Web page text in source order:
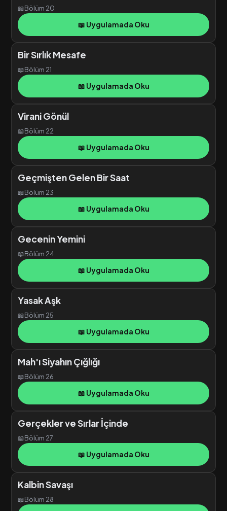
📖Bölüm 20
📖 Uygulamada Oku
Bir Sırlık Mesafe
📖Bölüm 21
📖 Uygulamada Oku
Virani Gönül
📖Bölüm 22
📖 Uygulamada Oku
Geçmişten Gelen Bir Saat
📖Bölüm 23
📖 Uygulamada Oku
Gecenin Yemini
📖Bölüm 24
📖 Uygulamada Oku
Yasak Aşk
📖Bölüm 25
📖 Uygulamada Oku
Mah'ı Siyahın Çığlığı
📖Bölüm 26
📖 Uygulamada Oku
Gerçekler ve Sırlar İçinde
📖Bölüm 27
📖 Uygulamada Oku
Kalbin Savaşı
📖Bölüm 28